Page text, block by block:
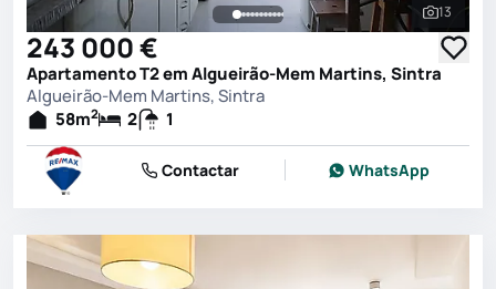
Ver
13
243 000 €
Apartamento T2 em Algueirão-Mem Martins, Sintra
Algueirão-Mem Martins, Sintra
58m2 2 1
Contactar WhatsApp